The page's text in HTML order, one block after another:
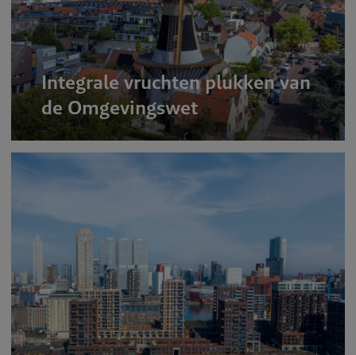
Integrale vruchten plukken van
de Omgevingswet